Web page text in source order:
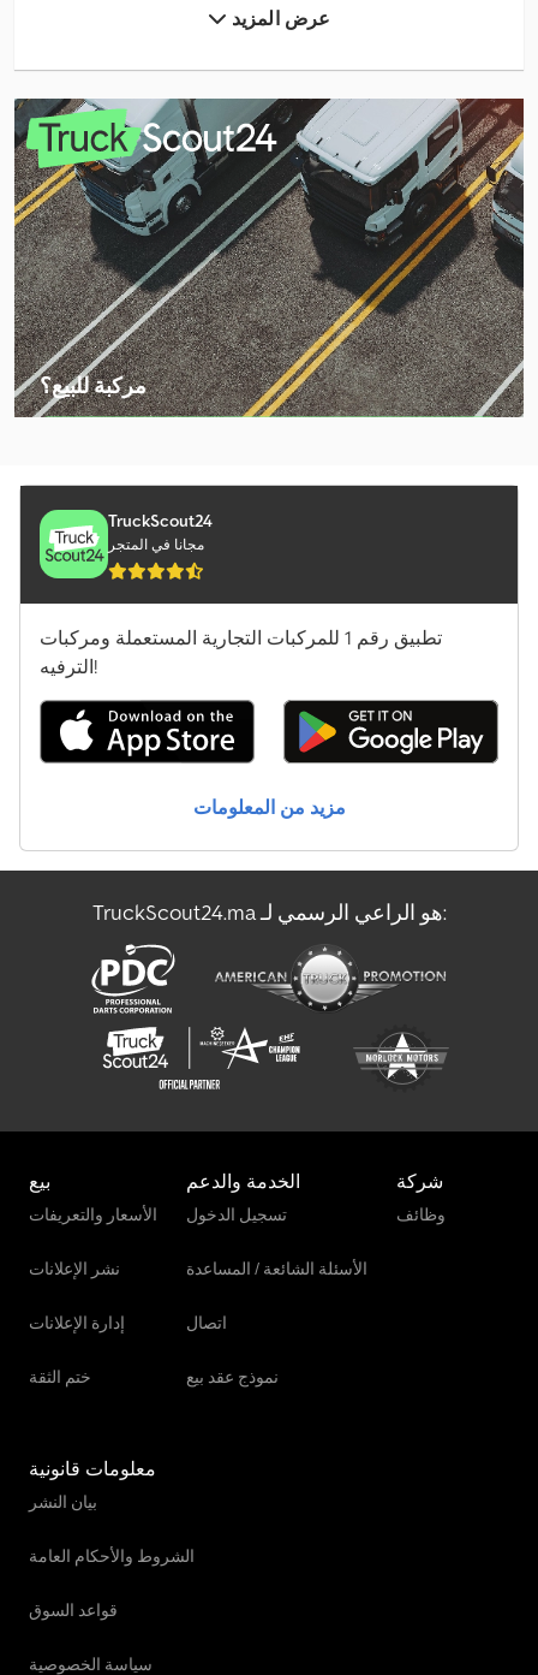
Iveco Eurocargo 120
Iveco Eurocargo 75
Iveco Eurocargo E
Iveco Eurocargo Ml
Iveco Eurotech
Iveco Magelys
Iveco Magirus
Iveco Ml 100
Iveco Stralis
Iveco Stralis 400
Iveco Stralis As
Iveco Stralis Hiway
Mercedes-Benz Sprinter 500
Scania R 500
Volvo Fmx 500
عرض المزيد
مركبة للبيع؟
TruckScout24
مجانا في المتجر
تطبيق رقم 1 للمركبات التجارية المستعملة ومركبات
الترفيه!
مزيد من المعلومات
TruckScout24.ma هو الراعي الرسمي لـ:
بيع
الأسعار والتعريفات
نشر الإعلانات
إدارة الإعلانات
ختم الثقة
الخدمة والدعم
تسجيل الدخول
الأسئلة الشائعة / المساعدة
اتصال
نموذج عقد بيع
شركة
وظائف
معلومات قانونية
بيان النشر
الشروط والأحكام العامة
قواعد السوق
سياسة الخصوصية